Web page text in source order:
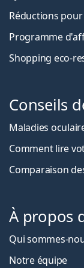
Réductions
Programme
Shopping eco-
Conseils
Maladies
Comment lire
Comparaison
À propos
Qui sommes-
Notre équipe